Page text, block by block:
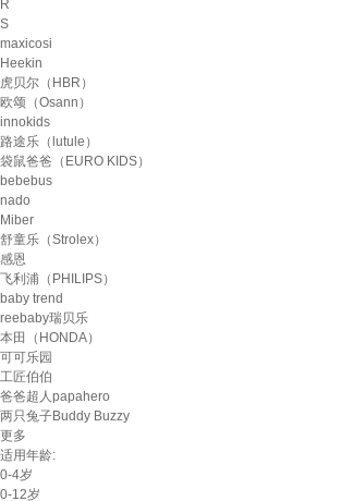
R
S
maxicosi
Heekin
虎贝尔（HBR）
欧颂（Osann）
innokids
路途乐（lutule）
袋鼠爸爸（EURO KIDS）
bebebus
nado
Miber
舒童乐（Strolex）
感恩
飞利浦（PHILIPS）
baby trend
reebaby瑞贝乐
本田（HONDA）
可可乐园
工匠伯伯
爸爸超人papahero
两只兔子Buddy Buzzy
更多
适用年龄:
0-4岁
0-12岁